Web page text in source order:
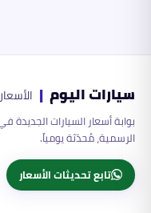
سيارات اليوم | الأسعار
الرسمية، مُحدّثة يومياً.
تابع تحديثات الأسعار